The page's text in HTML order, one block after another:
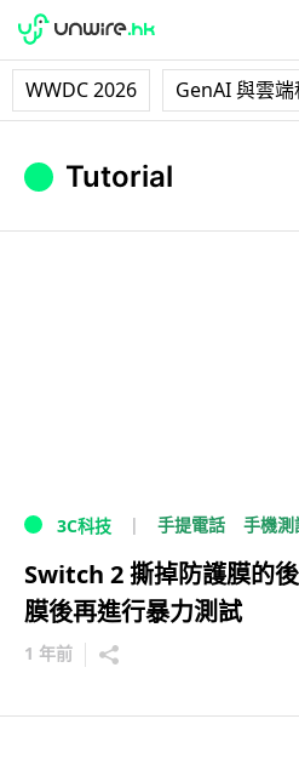
WWDC 2026 GenAI 與雲
Tutorial
3C科技 手提電話 手機測
Switch 2 撕掉防護膜的
膜後再進行暴力測試
1 年前